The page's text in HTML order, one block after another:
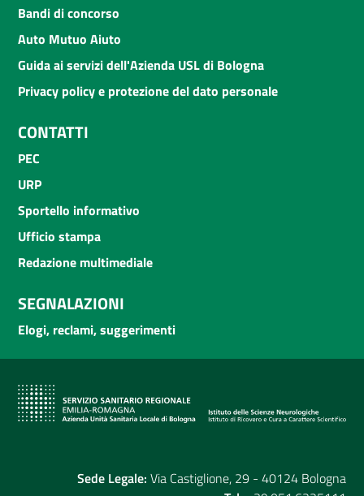
Bandi di concorso
Auto Mutuo Aiuto
Guida ai servizi dell'Azienda USL di Bologna
Privacy policy e protezione del dato personale
CONTATTI
PEC
URP
Sportello informativo
Ufficio stampa
Redazione multimediale
SEGNALAZIONI
Elogi, reclami, suggerimenti
Sede Legale: Via Castiglione, 29 - 40124 Bologna